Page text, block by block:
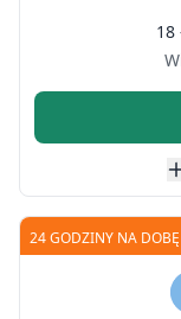
18
24 GODZINY NA DOBĘ